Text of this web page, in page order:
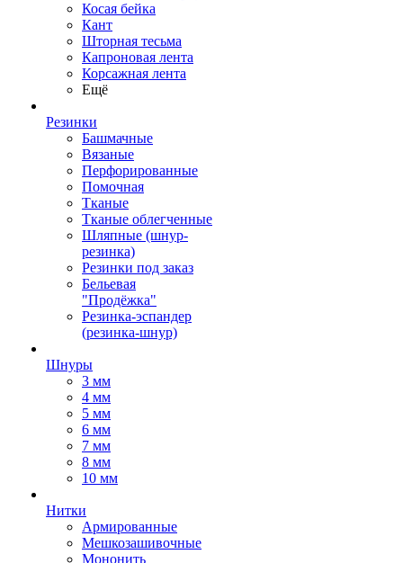
Косая бейка
Кант
Шторная тесьма
Капроновая лента
Корсажная лента
Ещё
Резинки
Башмачные
Вязаные
Перфорированные
Помочная
Тканые
Тканые облегченные
Шляпные (шнур-
резинка)
Резинки под заказ
Бельевая
"Продёжка"
Резинка-эспандер
(резинка-шнур)
Шнуры
3 мм
4 мм
5 мм
6 мм
7 мм
8 мм
10 мм
Нитки
Армированные
Мешкозашивочные
Мононить